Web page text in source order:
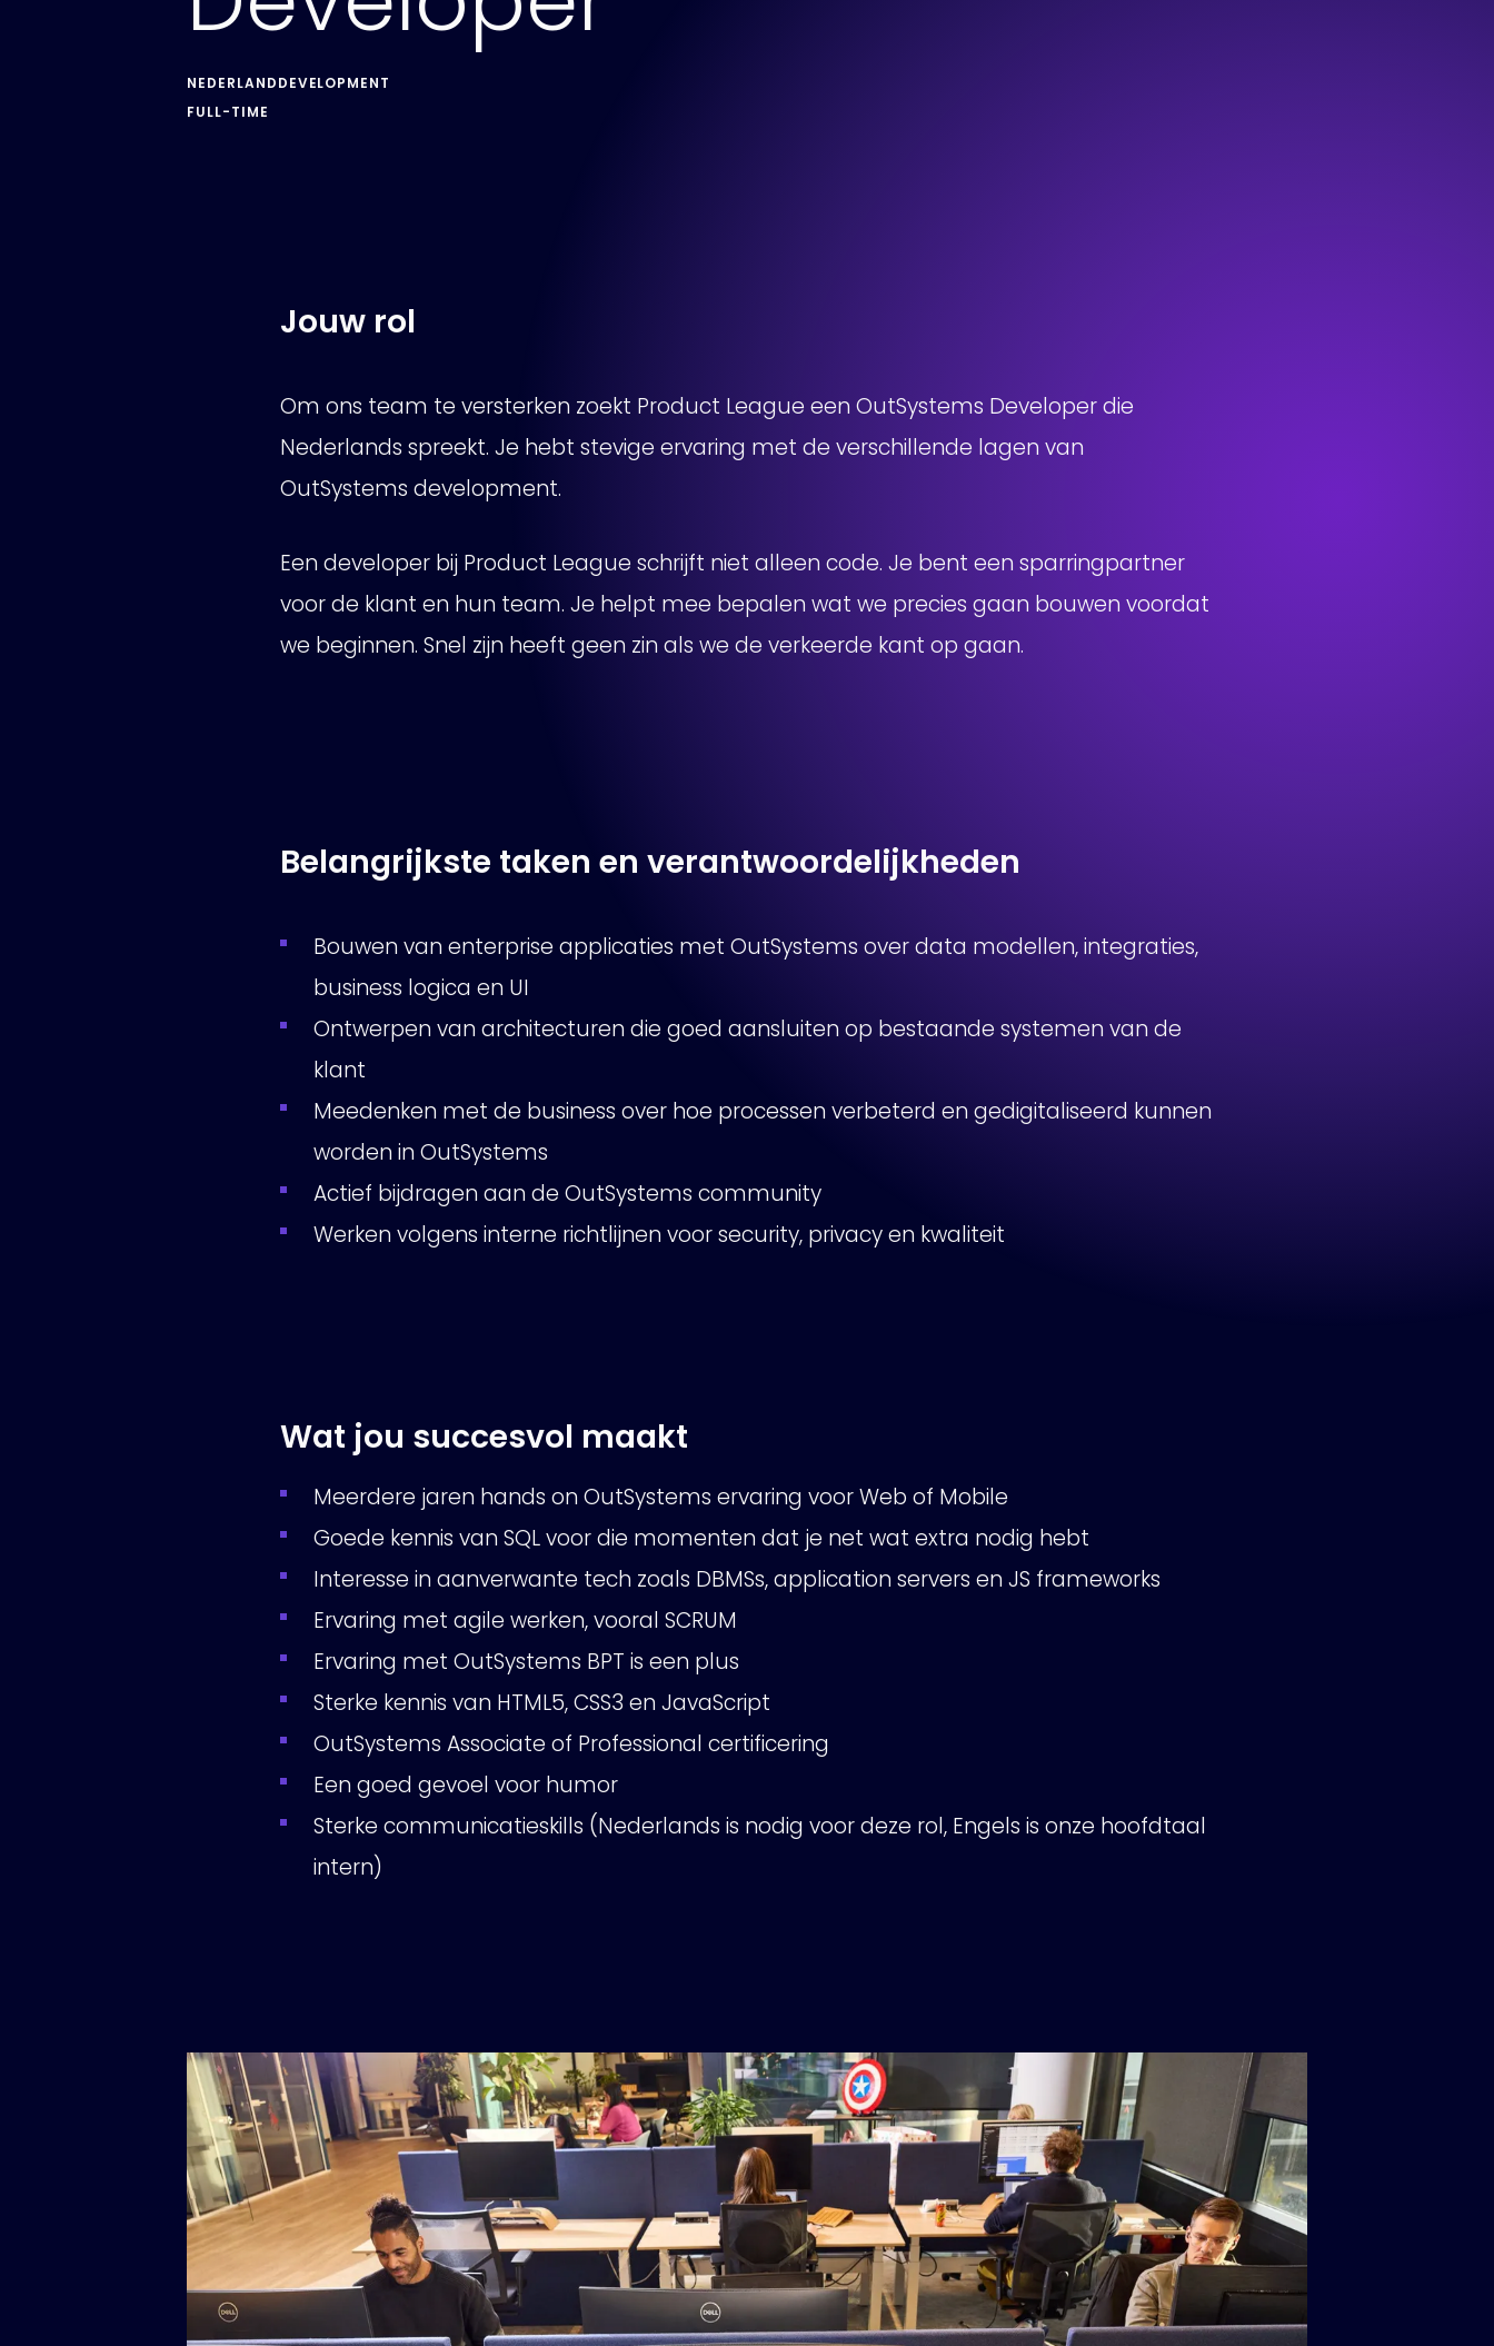
eCommerce
commercetools
Contentful
NEDERLANDDEVELOPMENT
FULL-TIME
Jouw rol
Om ons team te versterken zoekt Product League een OutSystems Developer die
Nederlands spreekt. Je hebt stevige ervaring met de verschillende lagen van
OutSystems development.
Een developer bij Product League schrijft niet alleen code. Je bent een sparringpartner
voor de klant en hun team. Je helpt mee bepalen wat we precies gaan bouwen voordat
we beginnen. Snel zijn heeft geen zin als we de verkeerde kant op gaan.
Belangrijkste taken en verantwoordelijkheden
Bouwen van enterprise applicaties met OutSystems over data modellen, integraties,
business logica en UI
Ontwerpen van architecturen die goed aansluiten op bestaande systemen van de
klant
Meedenken met de business over hoe processen verbeterd en gedigitaliseerd kunnen
worden in OutSystems
Actief bijdragen aan de OutSystems community
Werken volgens interne richtlijnen voor security, privacy en kwaliteit
Wat jou succesvol maakt
Meerdere jaren hands on OutSystems ervaring voor Web of Mobile
Goede kennis van SQL voor die momenten dat je net wat extra nodig hebt
Interesse in aanverwante tech zoals DBMSs, application servers en JS frameworks
Ervaring met agile werken, vooral SCRUM
Ervaring met OutSystems BPT is een plus
Sterke kennis van HTML5, CSS3 en JavaScript
OutSystems Associate of Professional certificering
Een goed gevoel voor humor
Sterke communicatieskills (Nederlands is nodig voor deze rol, Engels is onze hoofdtaal
intern)